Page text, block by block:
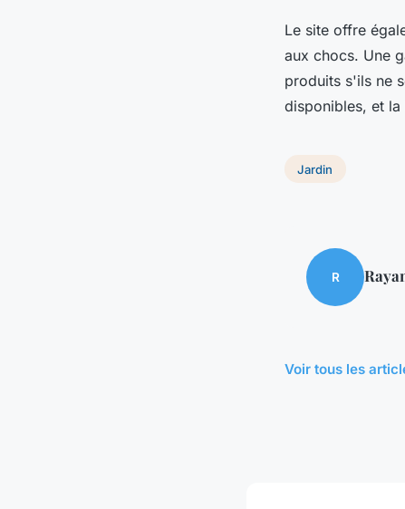
Le site offre
aux chocs. Une
produits s'ils ne
disponibles, et
Jardin
R
Voir tous les